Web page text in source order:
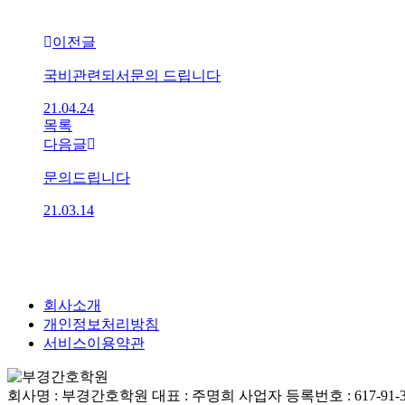
이전글
국비관련되서문의 드립니다
21.04.24
목록
다음글
문의드립니다
21.03.14
회사소개
개인정보처리방침
서비스이용약관
회사명 : 부경간호학원 대표 : 주명희 사업자 등록번호 : 617-91-